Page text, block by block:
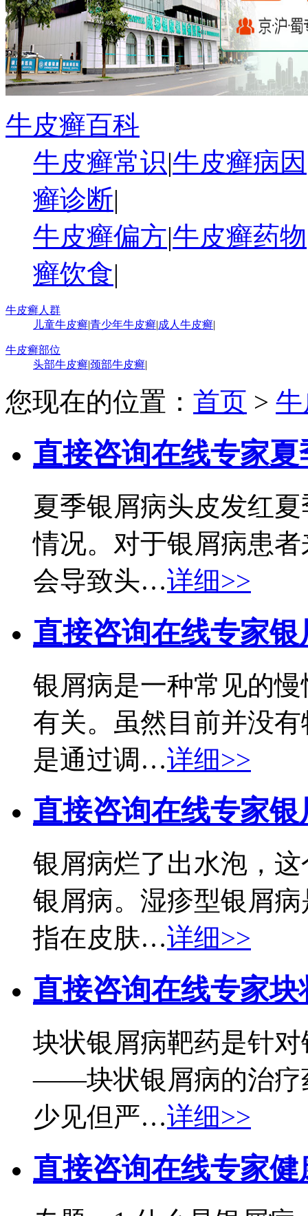
牛皮癣百科
牛皮癣常识|牛皮癣病因
癣诊断|
牛皮癣偏方|牛皮癣药物
癣饮食|
牛皮癣人群
儿童牛皮癣|青少年牛皮癣|成人牛皮癣|
牛皮癣部位
头部牛皮癣|颈部牛皮癣|
您现在的位置： 首页 >
直接咨询在线专家夏
夏季银屑病头皮发红
情况。对于银屑病患
会导致头…详细>>
直接咨询在线专家银
银屑病是一种常见的
有关。虽然目前并没
是通过调…详细>>
直接咨询在线专家银
银屑病烂了出水泡，
银屑病。湿疹型银屑
指在皮肤…详细>>
直接咨询在线专家块
块状银屑病靶药是针
——块状银屑病的治疗
少见但严…详细>>
直接咨询在线专家健